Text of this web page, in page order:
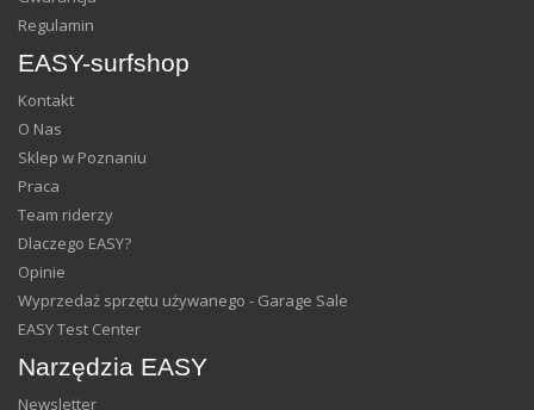
Regulamin
EASY-surfshop
Kontakt
O Nas
Sklep w Poznaniu
Praca
Team riderzy
Dlaczego EASY?
Opinie
Wyprzedaż sprzętu używanego - Garage Sale
EASY Test Center
Narzędzia EASY
Newsletter